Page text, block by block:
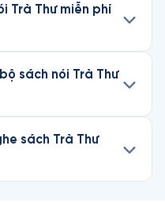
Trà Thư miễn phí
sách nói Trà Thư
sách Trà Thư